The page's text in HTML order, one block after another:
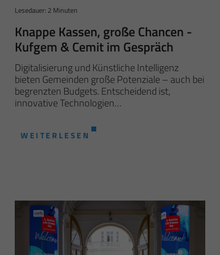
Lesedauer: 2 Minuten
Knappe Kassen, große Chancen -
Kufgem & Cemit im Gespräch
Digitalisierung und Künstliche Intelligenz
bieten Gemeinden große Potenziale – auch bei
begrenzten Budgets. Entscheidend ist,
innovative Technologien…
WEITERLESEN